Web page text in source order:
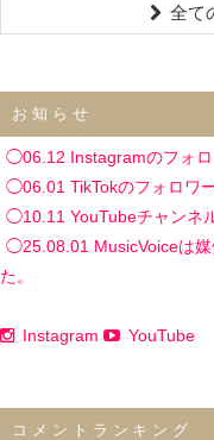
全て
お知らせ
◯06.12 Instagramのフォロ
◯06.01 TikTokのフォロワ
◯10.11 YouTubeチャンネ
◯25.08.01 MusicVoiceは媒
た。
Instagram YouTube
コメントランキング